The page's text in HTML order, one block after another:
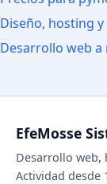
Diseño, hosting
Desarrollo web a
EfeMosse
Desarrollo
Actividad desde